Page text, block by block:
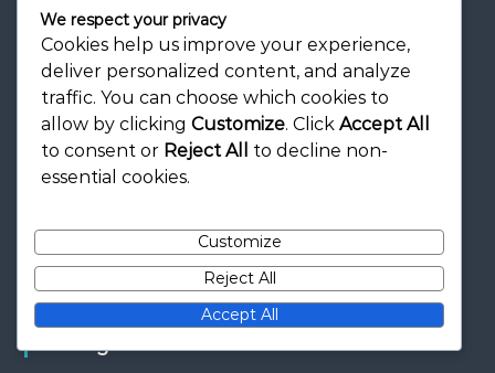
Rechtliches
Allgemeine Geschäftsbedingungen
Erreichen Sie uns
Ihre Privatsphäre
Cookie-Einstellungen
Kategorien
We respect your privacy
Cookies help us improve your experience,
deliver personalized content, and analyze
traffic. You can choose which cookies to
allow by clicking Customize. Click Accept All
to consent or Reject All
to decline non-
essential cookies.
Customize
Reject All
Accept All